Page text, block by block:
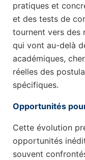
pratiques et
et des tests de
tournent vers des
qui vont au-delà
académiques,
réelles des
spécifiques.
Opportunités
Cette évolution
opportunités
souvent